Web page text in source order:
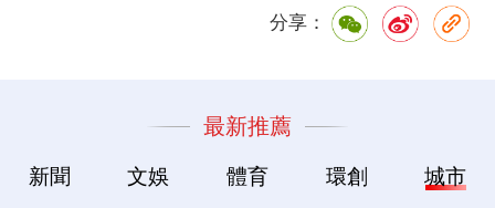
分享：
最新推薦
新聞 文娛 體育 環創 城市